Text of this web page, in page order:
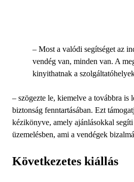
– Most a valódi segítséget az
vendég van, minden van. A
kinyithatnak a
– szögezte le, kiemelve a továbbra is
biztonság fenntartásában. Ezt
kézikönyve, amely ajánlásokkal
üzemelésben, ami a vendégek
Következetes kiállás